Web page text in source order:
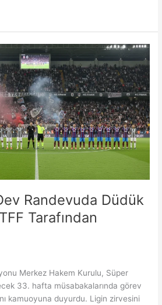
Randevuda Düdük
Tarafından
Merkez Hakem Kurulu, Süper
33. hafta müsabakalarında görev
kamuoyuna duyurdu. Ligin zirvesini